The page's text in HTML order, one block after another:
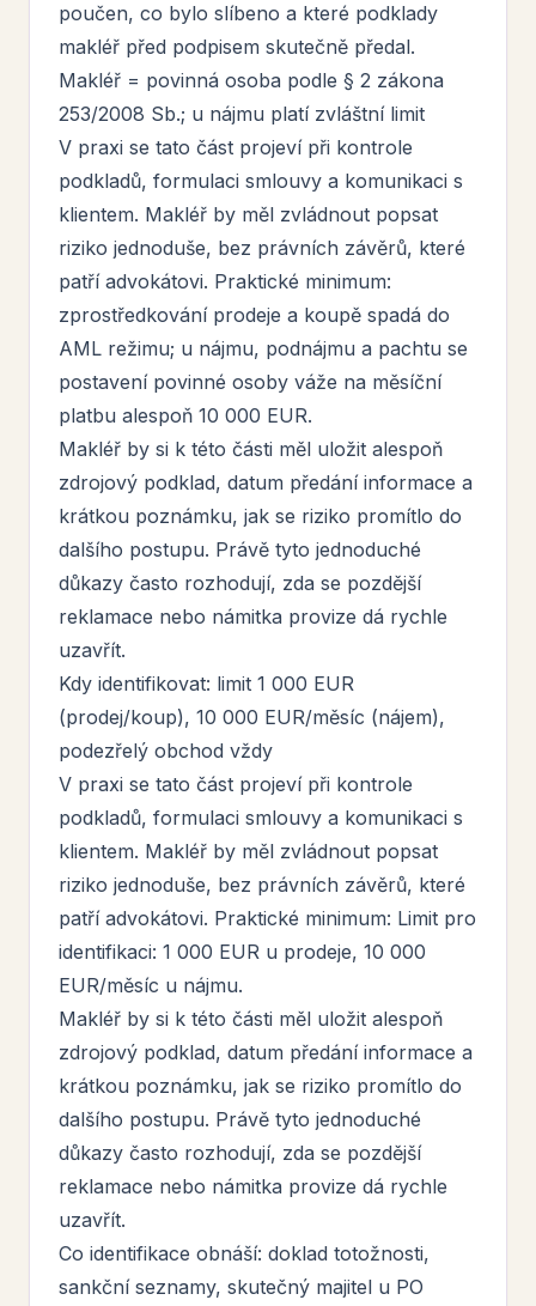
poučen, co bylo slíbeno a které podklady
makléř před podpisem skutečně předal.
Makléř = povinná osoba podle § 2 zákona
253/2008 Sb.; u nájmu platí zvláštní limit
V praxi se tato část projeví při kontrole
podkladů, formulaci smlouvy a komunikaci s
klientem. Makléř by měl zvládnout popsat
riziko jednoduše, bez právních závěrů, které
patří advokátovi. Praktické minimum:
zprostředkování prodeje a koupě spadá do
AML režimu; u nájmu, podnájmu a pachtu se
postavení povinné osoby váže na měsíční
platbu alespoň 10 000 EUR.
Makléř by si k této části měl uložit alespoň
zdrojový podklad, datum předání informace a
krátkou poznámku, jak se riziko promítlo do
dalšího postupu. Právě tyto jednoduché
důkazy často rozhodují, zda se pozdější
reklamace nebo námitka provize dá rychle
uzavřít.
Kdy identifikovat: limit 1 000 EUR
(prodej/koup), 10 000 EUR/měsíc (nájem),
podezřelý obchod vždy
V praxi se tato část projeví při kontrole
podkladů, formulaci smlouvy a komunikaci s
klientem. Makléř by měl zvládnout popsat
riziko jednoduše, bez právních závěrů, které
patří advokátovi. Praktické minimum: Limit pro
identifikaci: 1 000 EUR u prodeje, 10 000
EUR/měsíc u nájmu.
Makléř by si k této části měl uložit alespoň
zdrojový podklad, datum předání informace a
krátkou poznámku, jak se riziko promítlo do
dalšího postupu. Právě tyto jednoduché
důkazy často rozhodují, zda se pozdější
reklamace nebo námitka provize dá rychle
uzavřít.
Co identifikace obnáší: doklad totožnosti,
sankční seznamy, skutečný majitel u PO